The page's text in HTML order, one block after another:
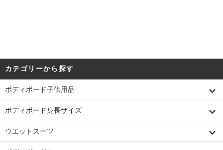
カテゴリーから探す
ボディボード子供用品
ボディボード身長サイズ
ウエットスーツ